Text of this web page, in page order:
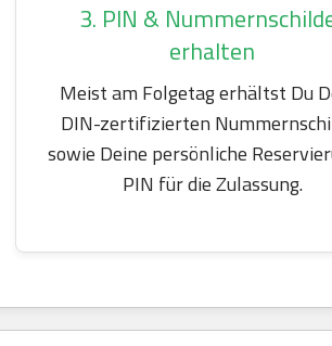
3. PIN &
erhalten
Meist am Folgetag erhältst Du
DIN-zertifizierten
sowie Deine persönliche
PIN für die Zulassung.